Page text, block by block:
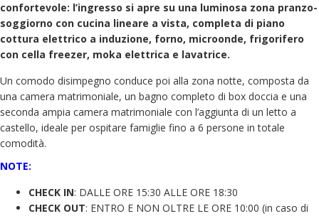
confortevole: l’ingresso si apre su una luminosa zona pranzo-
soggiorno con cucina lineare a vista, completa di piano
cottura elettrico a induzione, forno, microonde, frigorifero
con cella freezer, moka elettrica e lavatrice.
Un comodo disimpegno conduce poi alla zona notte, composta da
una camera matrimoniale, un bagno completo di box doccia e una
seconda ampia camera matrimoniale con l’aggiunta di un letto a
castello, ideale per ospitare famiglie fino a 6 persone in totale
comodità.
NOTE:
CHECK IN: DALLE ORE 15:30 ALLE ORE 18:30
CHECK OUT: ENTRO E NON OLTRE LE ORE 10:00 (in caso di